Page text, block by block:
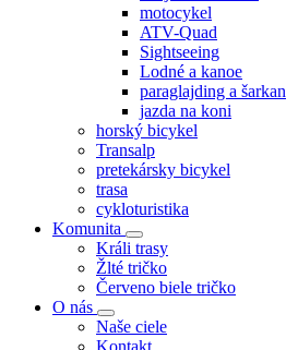
motocykel
ATV-Quad
Sightseeing
Lodné a kanoe
paraglajding a šarkan
jazda na koni
horský bicykel
Transalp
pretekársky bicykel
trasa
cykloturistika
Komunita
Králi trasy
Žlté tričko
Červeno biele tričko
O nás
Naše ciele
Kontakt